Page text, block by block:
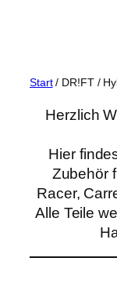
Herzlich
Hier
Zubehör
Racer,
Alle Teile